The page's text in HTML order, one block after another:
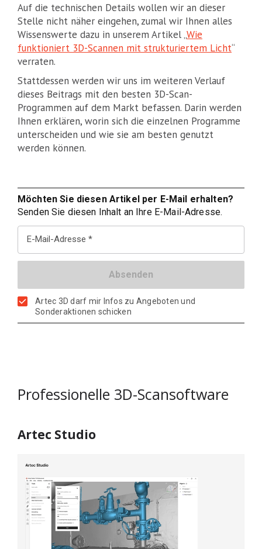
Auf die technischen Details wollen wir an dieser
Stelle nicht näher eingehen, zumal wir Ihnen alles
Wissenswerte dazu in unserem Artikel „Wie
funktioniert 3D-Scannen mit strukturiertem Licht“
verraten.
Stattdessen werden wir uns im weiteren Verlauf
dieses Beitrags mit den besten 3D-Scan-
Programmen auf dem Markt befassen. Darin werden
Ihnen erklären, worin sich die einzelnen Programme
unterscheiden und wie sie am besten genutzt
werden können.
Möchten Sie diesen Artikel per E-Mail erhalten?
Senden Sie diesen Inhalt an Ihre E-Mail-Adresse.
E-Mail-Adresse
Artec 3D darf mir Infos zu Angeboten und
Sonderaktionen schicken
Professionelle 3D-Scansoftware
Artec Studio